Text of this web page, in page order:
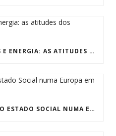
ALTERAÇÕES CLIMÁTICAS E ENERGIA: AS ATITUDES DOS PORTUGUESES
ATITUDES EM RELAÇÃO AO ESTADO SOCIAL NUMA EUROPA EM MUDANÇA